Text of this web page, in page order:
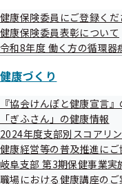
健康保険委員にご登録くだ
健康保険委員表彰について
令和8年度 働く方の循環器
健康づくり
『協会けんぽと健康宣言
「ぎふさん」の健康情報
2024年度支部別スコアリ
健康経営等の普及推進に
岐阜支部 第3期保健事業実
職場における健康講座のご
支部別スコアリ
岐阜支部及び各都道府
（特定保健指導）実施
果の年齢調整平均値や